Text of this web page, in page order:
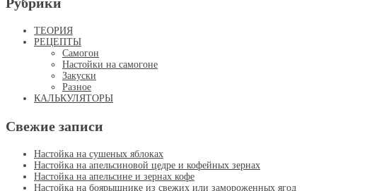
ТЕОРИЯ
РЕЦЕПТЫ
Самогон
Настойки на самогоне
Закуски
Разное
КАЛЬКУЛЯТОРЫ
Свежие записи
Настойка на сушеных яблоках
Настойка на апельсиновой цедре и кофейных зернах
Настойка на апельсине и зернах кофе
Настойка на боярышнике из свежих или замороженных ягод